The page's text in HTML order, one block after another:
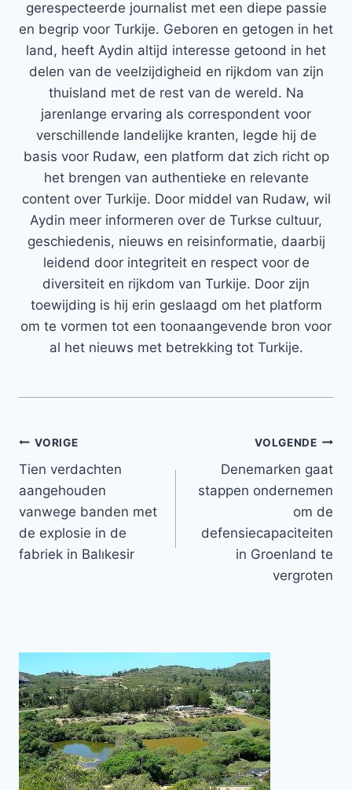
gerespecteerde journalist met een diepe passie
en begrip voor Turkije. Geboren en getogen in het
land, heeft Aydin altijd interesse getoond in het
delen van de veelzijdigheid en rijkdom van zijn
thuisland met de rest van de wereld. Na
jarenlange ervaring als correspondent voor
verschillende landelijke kranten, legde hij de
basis voor Rudaw, een platform dat zich richt op
het brengen van authentieke en relevante
content over Turkije. Door middel van Rudaw, wil
Aydin meer informeren over de Turkse cultuur,
geschiedenis, nieuws en reisinformatie, daarbij
leidend door integriteit en respect voor de
diversiteit en rijkdom van Turkije. Door zijn
toewijding is hij erin geslaagd om het platform
om te vormen tot een toonaangevende bron voor
al het nieuws met betrekking tot Turkije.
Bericht
navigatie
VORIGE
Tien verdachten
aangehouden
vanwege banden met
de explosie in de
fabriek in Balıkesir
VOLGENDE
Denemarken gaat
stappen ondernemen
om de
defensiecapaciteiten
in Groenland te
vergroten